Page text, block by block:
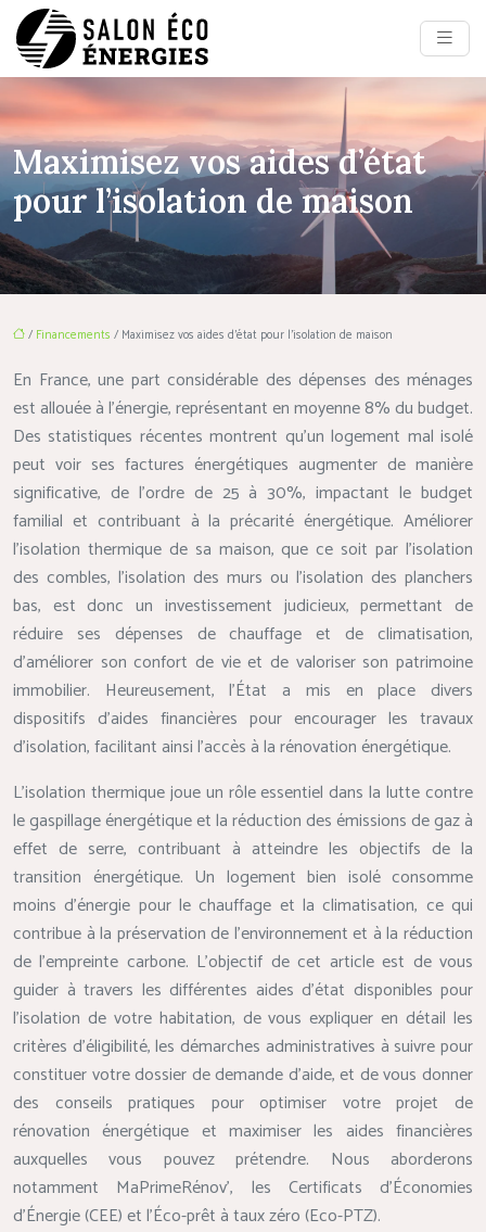
Maximisez vos aides d’état
pour l’isolation de maison
/ Financements / Maximisez vos aides d’état pour l’isolation de maison
En France, une part considérable des dépenses des ménages
est allouée à l’énergie, représentant en moyenne 8% du budget.
Des statistiques récentes montrent qu’un logement mal isolé
peut voir ses factures énergétiques augmenter de manière
significative, de l’ordre de 25 à 30%, impactant le budget
familial et contribuant à la précarité énergétique. Améliorer
l’isolation thermique de sa maison, que ce soit par l’isolation
des combles, l’isolation des murs ou l’isolation des planchers
bas, est donc un investissement judicieux, permettant de
réduire ses dépenses de chauffage et de climatisation,
d’améliorer son confort de vie et de valoriser son patrimoine
immobilier. Heureusement, l’État a mis en place divers
dispositifs d’aides financières pour encourager les travaux
d’isolation, facilitant ainsi l’accès à la rénovation énergétique.
L’isolation thermique joue un rôle essentiel dans la lutte contre
le gaspillage énergétique et la réduction des émissions de gaz à
effet de serre, contribuant à atteindre les objectifs de la
transition énergétique. Un logement bien isolé consomme
moins d’énergie pour le chauffage et la climatisation, ce qui
contribue à la préservation de l’environnement et à la réduction
de l’empreinte carbone. L’objectif de cet article est de vous
guider à travers les différentes aides d’état disponibles pour
l’isolation de votre habitation, de vous expliquer en détail les
critères d’éligibilité, les démarches administratives à suivre pour
constituer votre dossier de demande d’aide, et de vous donner
des conseils pratiques pour optimiser votre projet de
rénovation énergétique et maximiser les aides financières
auxquelles vous pouvez prétendre. Nous aborderons
notamment MaPrimeRénov’, les Certificats d’Économies
d’Énergie (CEE) et l’Éco-prêt à taux zéro (Eco-PTZ).